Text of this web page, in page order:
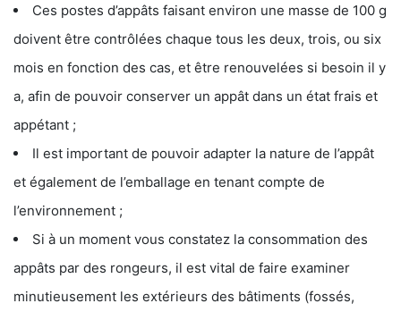
Ces postes d’appâts faisant environ une masse de 100 g
doivent être contrôlées chaque tous les deux, trois, ou six
mois en fonction des cas, et être renouvelées si besoin il y
a, afin de pouvoir conserver un appât dans un état frais et
appétant ;
Il est important de pouvoir adapter la nature de l’appât
et également de l’emballage en tenant compte de
l’environnement ;
Si à un moment vous constatez la consommation des
appâts par des rongeurs, il est vital de faire examiner
minutieusement les extérieurs des bâtiments (fossés,